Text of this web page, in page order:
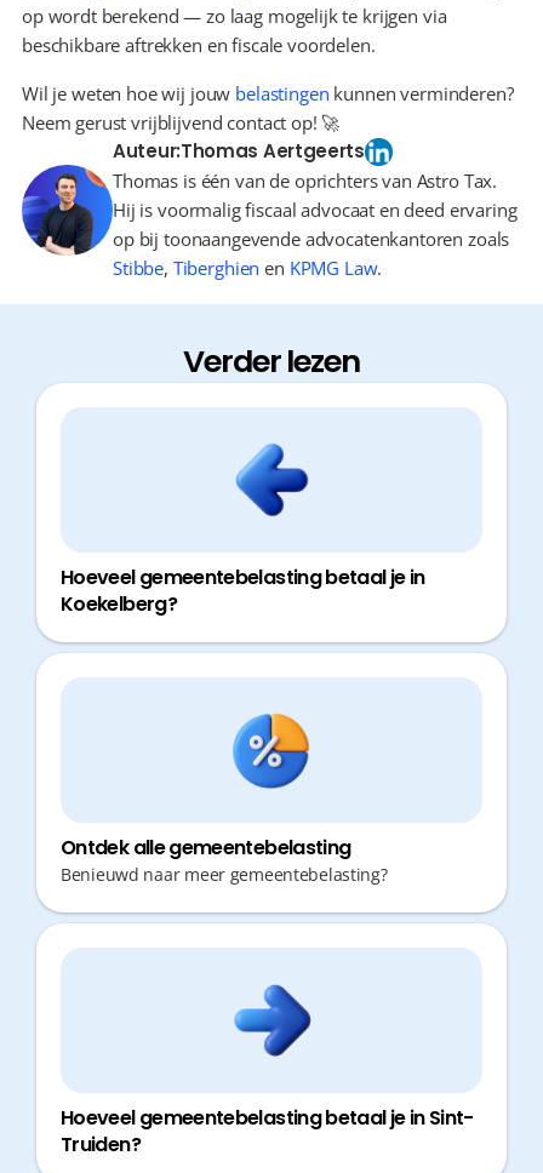
op wordt berekend — zo laag mogelijk te krijgen via
beschikbare aftrekken en fiscale voordelen.
Wil je weten hoe wij jouw belastingen kunnen verminderen?
Neem gerust vrijblijvend contact op! 🚀
Auteur:Thomas Aertgeerts
Thomas is één van de oprichters van Astro Tax.
Hij is voormalig fiscaal advocaat en deed ervaring
op bij toonaangevende advocatenkantoren zoals
Stibbe, Tiberghien en KPMG Law.
Verder lezen
Hoeveel gemeentebelasting betaal je in
Koekelberg?
Ontdek alle gemeentebelasting
Benieuwd naar meer gemeentebelasting?
Hoeveel gemeentebelasting betaal je in Sint-
Truiden?